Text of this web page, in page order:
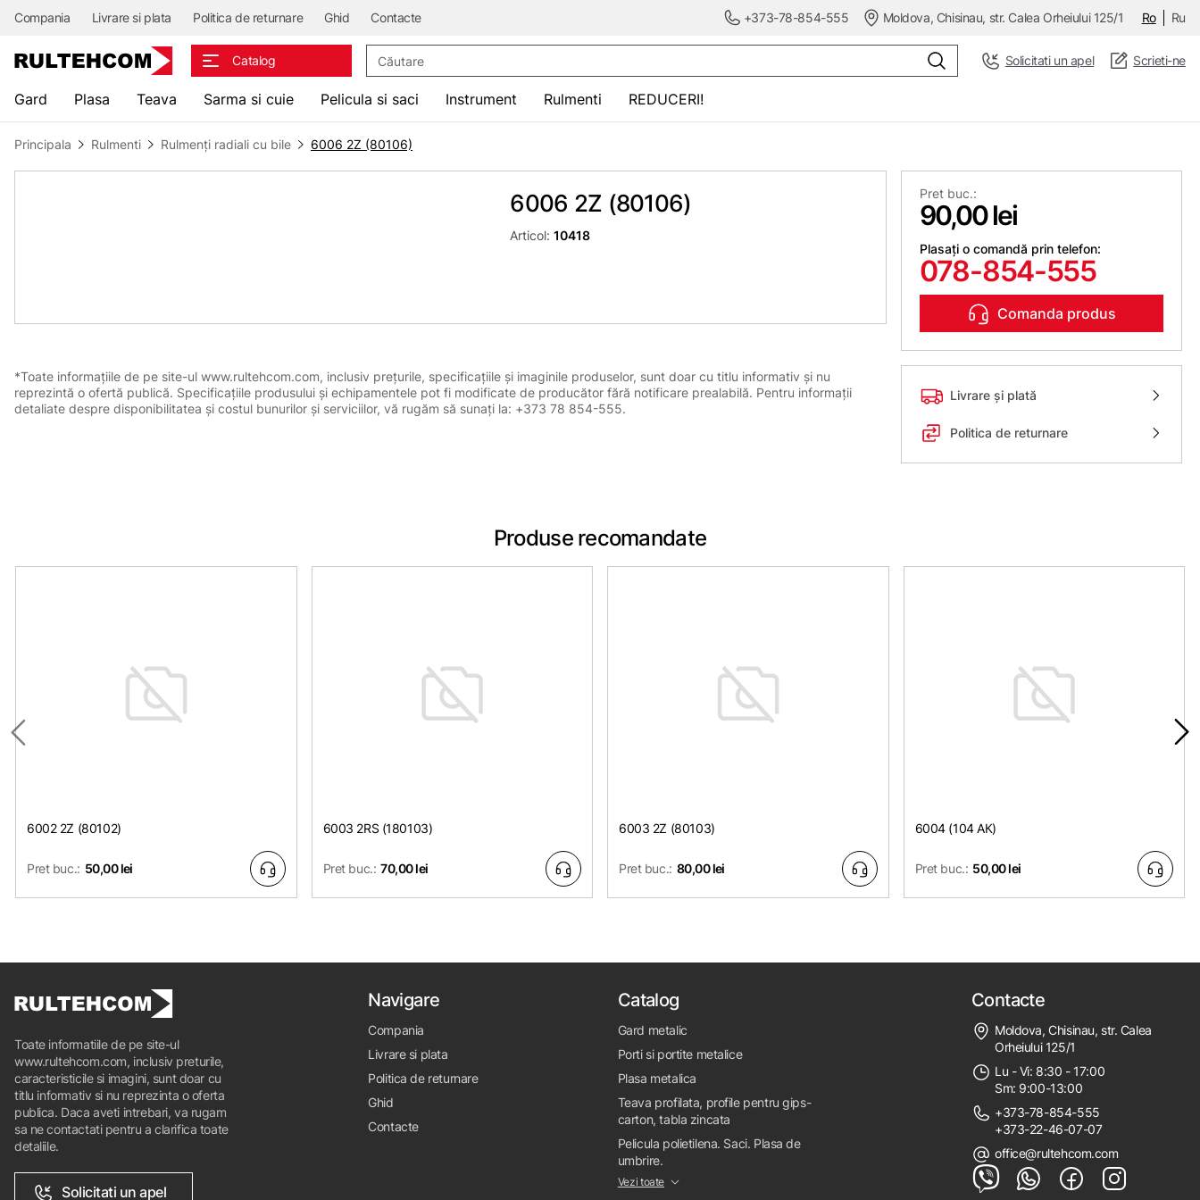
Compania Livrare si plata Politica de returnare Ghid Contacte +373-78-854-555 Moldova, Chisinau, str. Calea Orheiului 125/1 Ro Ru
Catalog Solicitati un apel Scrieti-ne
Gard Plasa Teava Sarma si cuie Pelicula si saci Instrument Rulmenti REDUCERI!
Principala Rulmenti Rulmenți radiali cu bile 6006 2Z (80106)
6006 2Z (80106)
Articol:10418
Pret buc.:
90,00 lei
Plasați o comandă prin telefon:
078-854-555
Comanda produs
Livrare și plată
Politica de returnare
*Toate informațiile de pe site-ul www.rultehcom.com, inclusiv prețurile, specificațiile și imaginile produselor, sunt doar cu titlu informativ și nu
reprezintă o ofertă publică. Specificațiile produsului și echipamentele pot fi modificate de producător fără notificare prealabilă. Pentru informații
detaliate despre disponibilitatea și costul bunurilor și serviciilor, vă rugăm să sunați la: +373 78 854-555.
Produse recomandate
6002 2Z (80102)
Pret buc.: 50,00 lei
6003 2RS (180103)
Pret buc.: 70,00 lei
6003 2Z (80103)
Pret buc.: 80,00 lei
6004 (104 АК)
Pret buc.: 50,00 lei
Toate informatiile de pe site-ul
www.rultehcom.com, inclusiv preturile,
caracteristicile si imagini, sunt doar cu
titlu informativ si nu reprezinta o oferta
publica. Daca aveti intrebari, va rugam
sa ne contactati pentru a clarifica toate
detaliile.
Solicitati un apel
Navigare
Compania
Livrare si plata
Politica de returnare
Ghid
Contacte
Catalog
Gard metalic
Porti si portite metalice
Plasa metalica
Teava profilata, profile pentru gips-
carton, tabla zincata
Pelicula polietilena. Saci. Plasa de
umbrire.
Vezi toate
Contacte
Moldova, Chisinau, str. Calea
Orheiului 125/1
Lu - Vi: 8:30 - 17:00
Sm: 9:00-13:00
+373-78-854-555
+373-22-46-07-07
office@rultehcom.com